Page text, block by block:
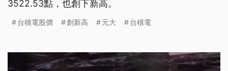
3522.53點，也創下新高。
台積電股價 創新高 元大 台積電